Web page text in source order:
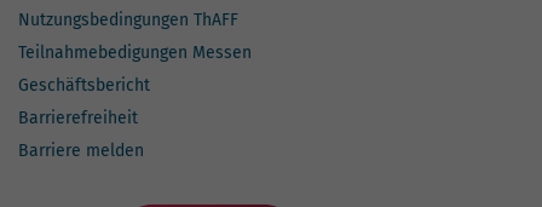
Nutzungsbedingungen ThAFF
Teilnahmebedigungen Messen
Geschäftsbericht
Barrierefreiheit
Barriere melden